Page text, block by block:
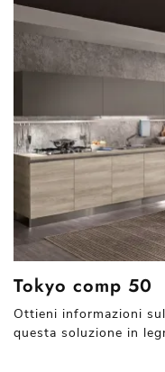
Tokyo comp 50
Ottieni informazioni
questa soluzione in